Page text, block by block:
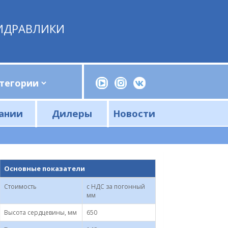
Дилеры Новости
Основные показатели
Стоимость
с НДС за погонный
мм
Высота сердцевины, мм
650